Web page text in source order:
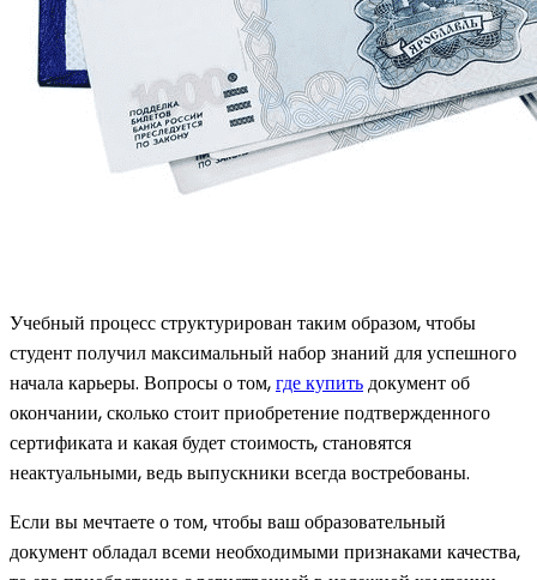
Учебный процесс структурирован таким образом, чтобы
студент получил максимальный набор знаний для успешного
начала карьеры. Вопросы о том,где купитьдокумент об
окончании, сколько стоит приобретение подтвержденного
сертификата и какая будет стоимость, становятся
неактуальными, ведь выпускники всегда востребованы.
Если вы мечтаете о том, чтобы ваш образовательный
документ обладал всеми необходимыми признаками качества,